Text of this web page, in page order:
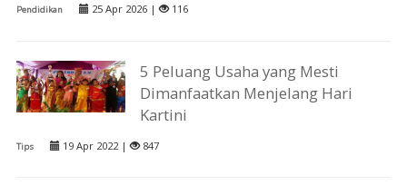
Pendidikan 25 Apr 2026 | 116
5 Peluang Usaha yang Mesti
Dimanfaatkan Menjelang Hari
Kartini
Tips 19 Apr 2022 | 847